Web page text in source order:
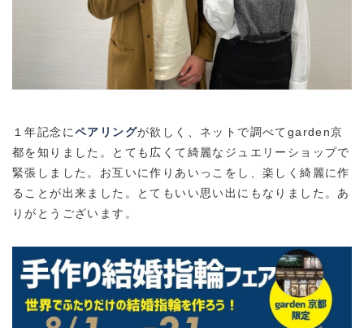
１年記念にペアリングが欲しく、ネットで調べてgarden京
都を知りました。とても広くて綺麗なジュエリーショップで
緊張しました。お互いに作りあいっこをし、楽しく綺麗に作
ることが出来ました。とてもいい思い出にもなりました。あ
りがとうございます。